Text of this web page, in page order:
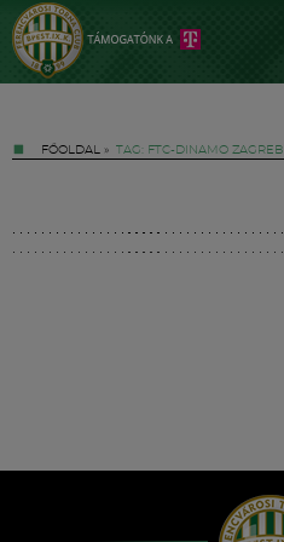
FŐOLDAL » TAG: FTC-DINAMO ZAGREB
Hírek